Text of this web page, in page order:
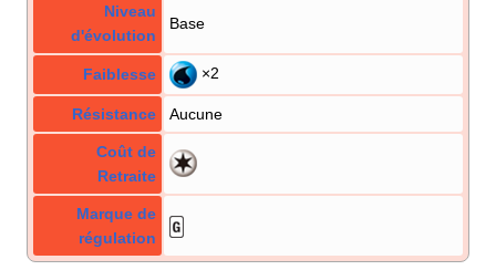
Niveau
d'évolution
Base
Faiblesse ×2
Résistance Aucune
Coût de
Retraite
Marque de
régulation